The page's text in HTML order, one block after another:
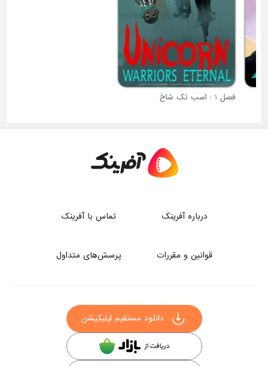
درباره آفرینک تماس با آفرینک
قوانین و مقررات پرسش‌های متداول
دانلود مستقیم اپلیکیشن